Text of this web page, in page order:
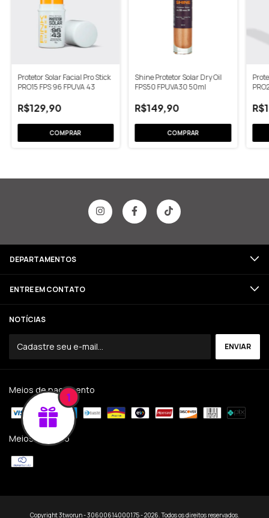
Protetor Solar Facial Pro Stick
PRO15 FPS 96 FPUVA 43
R$129,90
Shine Protetor Solar Dry Oil
FPS50 FPUVA30 50ml
R$149,90
DEPARTAMENTOS
ENTRE EM CONTATO
NOTÍCIAS
Meios de pagamento
Meios de envio
Copyright 3tworun - 30600614000175 - 2026. Todos os direitos reservados.
1